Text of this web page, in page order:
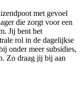
met gevoel
die zorgt voor een
Jij bent het
rol in de dagelijkse
onder meer subsidies,
Zo draag jij bij aan